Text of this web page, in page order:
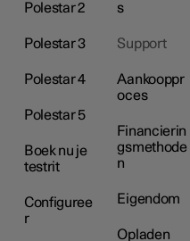
Polestar 2
Polestar 3
Polestar 4
Polestar 5
Boek nu je
testrit
Configuree
r
s
Support
Aankooppr
oces
Financierin
gsmethode
n
Eigendom
Opladen